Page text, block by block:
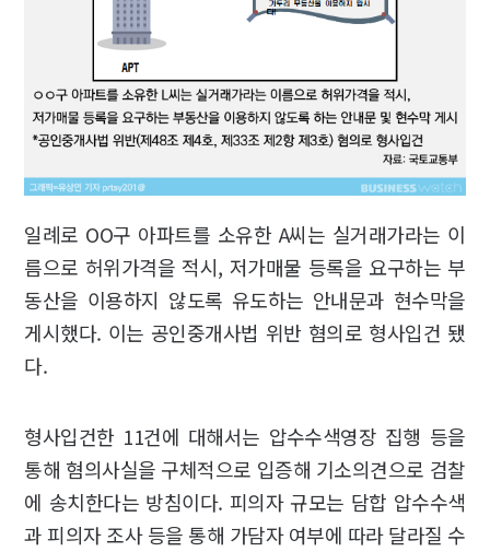
일례로 OO구 아파트를 소유한 A씨는 실거래가라는 이
름으로 허위가격을 적시, 저가매물 등록을 요구하는 부
동산을 이용하지 않도록 유도하는 안내문과 현수막을
게시했다. 이는 공인중개사법 위반 혐의로 형사입건 됐
다.
형사입건한 11건에 대해서는 압수수색영장 집행 등을
통해 혐의사실을 구체적으로 입증해 기소의견으로 검찰
에 송치한다는 방침이다. 피의자 규모는 담합 압수수색
과 피의자 조사 등을 통해 가담자 여부에 따라 달라질 수